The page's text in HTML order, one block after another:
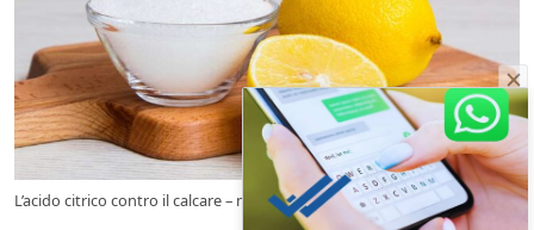
L’acido citrico contro il calcare – newmicro.it